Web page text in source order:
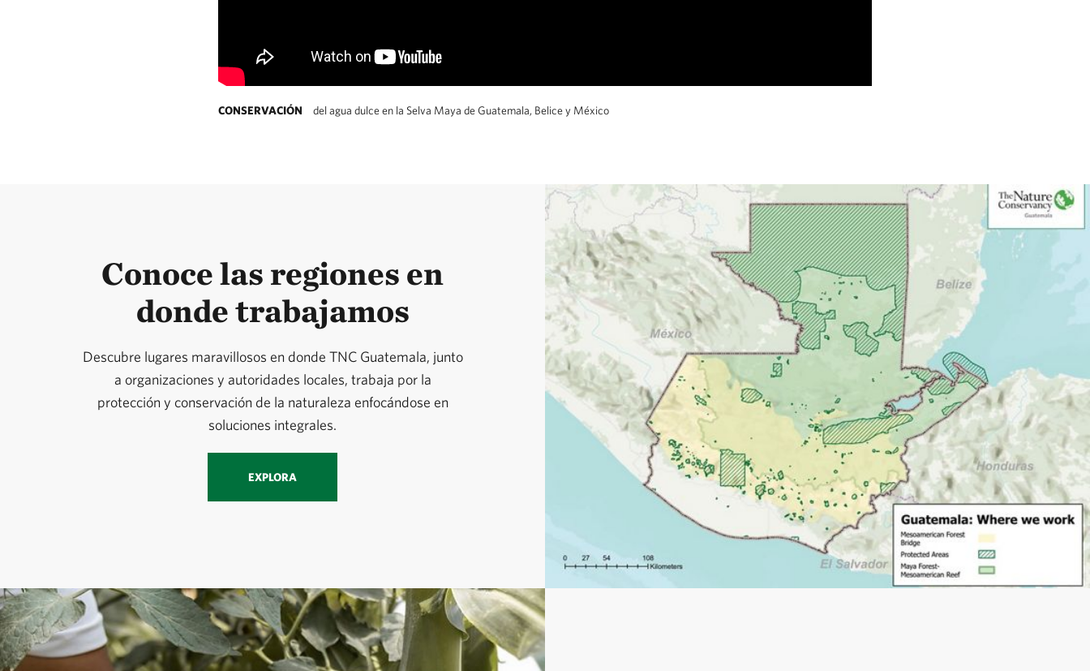
evidente la urgente necesidad de un cambio
profundo en la valorización y forma de interacción
natural y cultural. Este cambio debe ir acompañado
de leyes y políticas efectivas, información con base
científica, gobernanza inclusiva y mecanismos
financieros innovadores que promuevan la
conservación de la naturaleza y el bienestar
humano.
TNC convoca a diversos actores estratégicos con el
objetivo de establecer plataformas de colaboración
para impulsar soluciones sistémicas en favor de la
conservación de la naturaleza basada en ciencia y
en la sostenibilidad social y económica.
CONSERVACIÓN del agua dulce en la Selva Maya de Guatemala, Belice y México
Conoce las regiones en
donde trabajamos
Descubre lugares maravillosos en donde TNC Guatemala, junto
a organizaciones y autoridades locales, trabaja por la
protección y conservación de la naturaleza enfocándose en
soluciones integrales.
EXPLORA